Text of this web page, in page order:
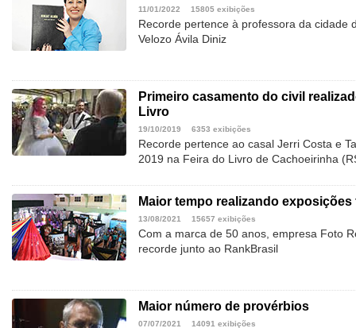
11/01/2022 15805 exibições
Recorde pertence à professora da cidade
Velozo Ávila Diniz
Primeiro casamento do civil
Livro
19/10/2019 6353 exibições
Recorde pertence ao casal Jerri Costa e
2019 na Feira do Livro de Cachoeirinha
Maior tempo realizando
13/08/2021 15657 exibições
Com a marca de 50 anos, empresa Foto
recorde junto ao RankBrasil
Maior número de provérbios
07/07/2021 14091 exibições